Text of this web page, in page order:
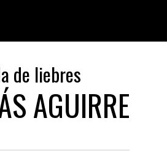
de liebres
AGUIRRE